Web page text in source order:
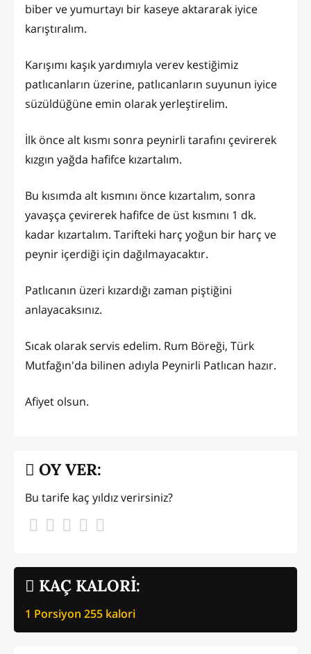
biber ve yumurtayı bir kaseye aktararak iyice
karıştıralım.
Karışımı kaşık yardımıyla verev kestiğimiz
patlıcanların üzerine, patlıcanların suyunun iyice
süzüldüğüne emin olarak yerleştirelim.
İlk önce alt kısmı sonra peynirli tarafını çevirerek
kızgın yağda hafifce kızartalım.
Bu kısımda alt kısmını önce kızartalım, sonra
yavaşça çevirerek hafifce de üst kısmını 1 dk.
kadar kızartalım. Tarifteki harç yoğun bir harç ve
peynir içerdiği için dağılmayacaktır.
Patlıcanın üzeri kızardığı zaman piştiğini
anlayacaksınız.
Sıcak olarak servis edelim. Rum Böreği, Türk
Mutfağın'da bilinen adıyla Peynirli Patlıcan hazır.
Afiyet olsun.
KAÇ KALORİ:
1 Porsiyon 255 kalori
OY VER:
Bu tarife kaç yıldız verirsiniz?